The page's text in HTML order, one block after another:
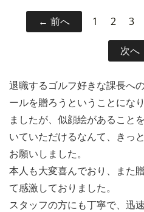
前へ 1 2 3
次へ
退職するゴルフ好きな課長へ
ールを贈ろうということにな
ましたが、似顔絵があること
いていただけるなんて、きっ
お願いしました。
本人も大変喜んでおり、また
て感激しておりました。
スタッフの方にも丁寧で、迅